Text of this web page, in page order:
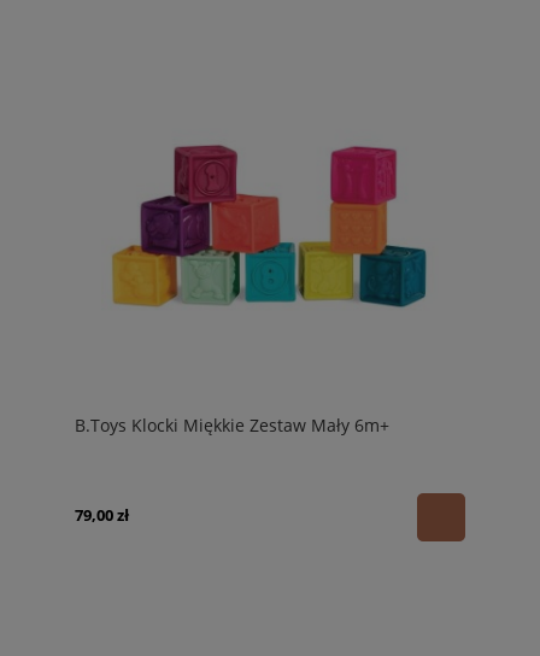
B.Toys Klocki Miękkie Zestaw Mały 6m+
79,00 zł